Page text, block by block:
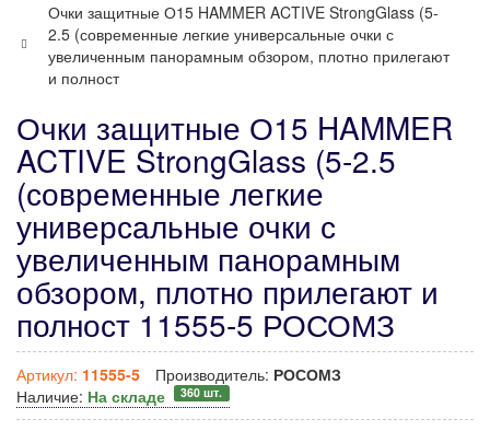
Очки защитные О15 HAMMER ACTIVE StrongGlass (5-
2.5 (современные легкие универсальные очки с
увеличенным панорамным обзором, плотно прилегают
и полност
Очки защитные О15 HAMMER
ACTIVE StrongGlass (5-2.5
(современные легкие
универсальные очки с
увеличенным панорамным
обзором, плотно прилегают и
полност 11555-5 РОСОМЗ
Артикул: 11555-5 Производитель: РОСОМЗ
Наличие: На складе 360 шт.